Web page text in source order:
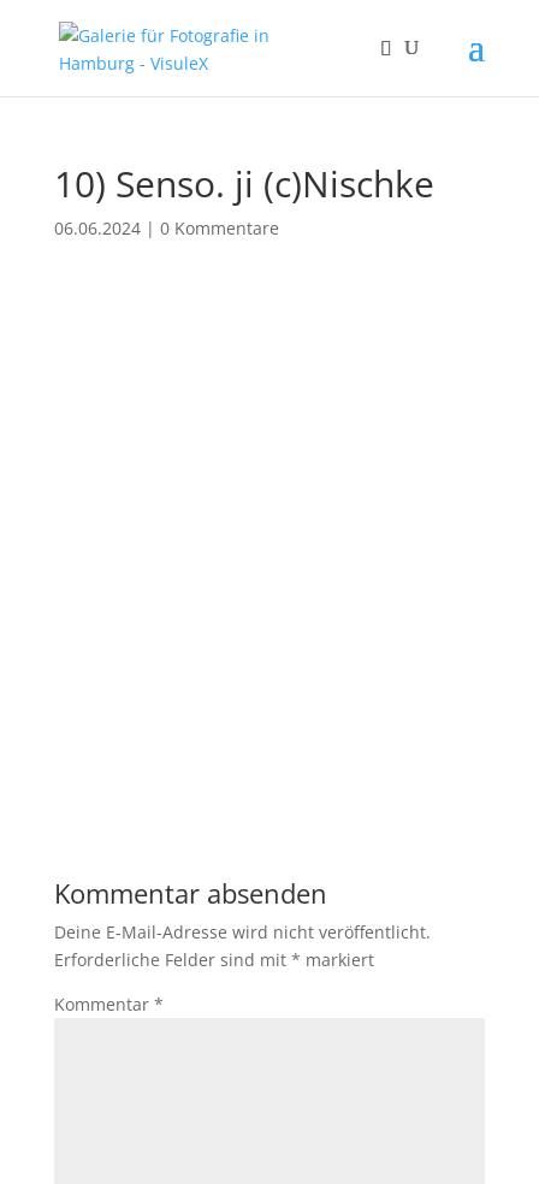
10) Senso. ji (c)Nischke
06.06.2024| 0 Kommentare
Kommentar absenden
Deine E-Mail-Adresse wird nicht veröffentlicht.
Erforderliche Felder sind mit * markiert
Kommentar *